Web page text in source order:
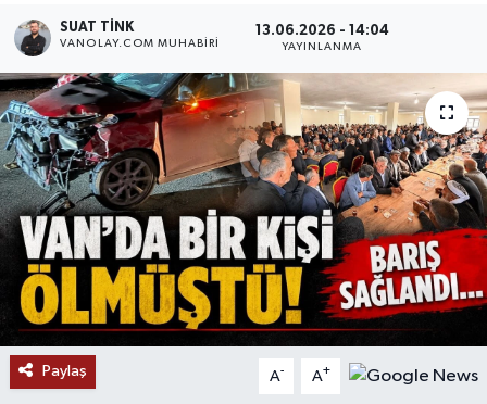
SUAT TINK
VANOLAY.COM MUHABIRI
13.06.2026 - 14:04
YAYINLANMA
Paylaş A- A+
Dünya
RESMİ İLANLAR
Haber Arşivi